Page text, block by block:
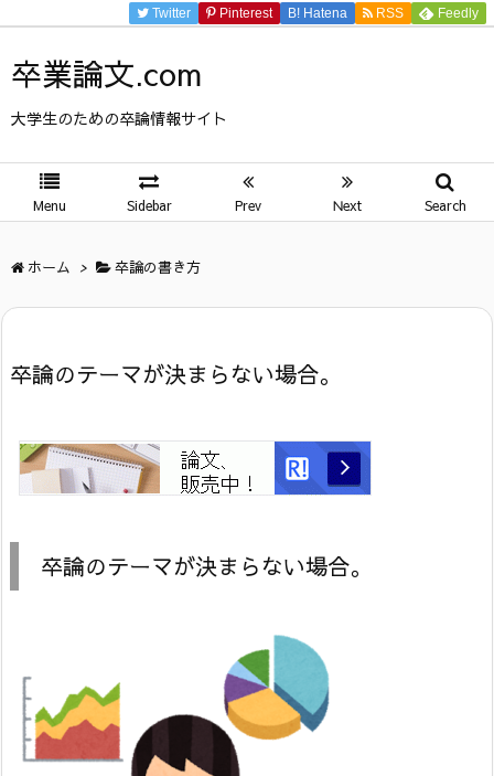
卒業論文.com
大学生のための卒論情報サイト
Menu Sidebar Prev Next Search
Twitter Pinterest B! Hatena RSS Feedly
ホーム > 卒論の書き方
卒論のテーマが決まらない場合。
卒論のテーマが決まらない場合。